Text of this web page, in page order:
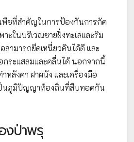
พืชที่สำคัญในการป้องกันการกัด
าะในบริเวณชายฝั่งทะเลและริม
ามารถยึดเหนี่ยวดินได้ดี และ
ระแสลมและคลื่นได้ นอกจากนี้
หลังคา ฝาผนัง และเครื่องมือ
ป็นภูมิปัญญาท้องถิ่นที่สืบทอดกัน
งป่าพรุ